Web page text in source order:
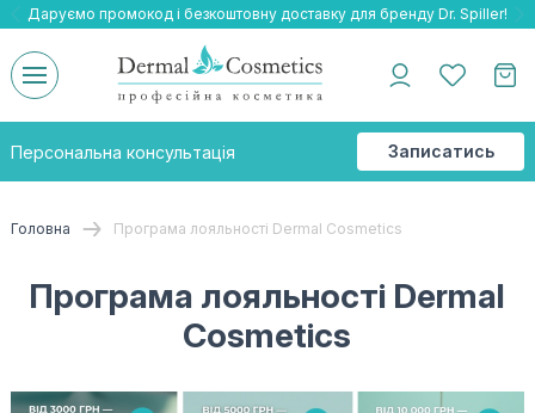
Даруємо безкоштовну доставку та подарнки до бренду Braderm!
-25% на весь бренд HOLY LAND!
Даруємо промокод і безкоштовну доставку для бренду Dr. Spiller!
Персональна консультація
Записатись
на
Головна Програма лояльності Dermal Cosmetics
Програма лояльності Dermal
Cosmetics